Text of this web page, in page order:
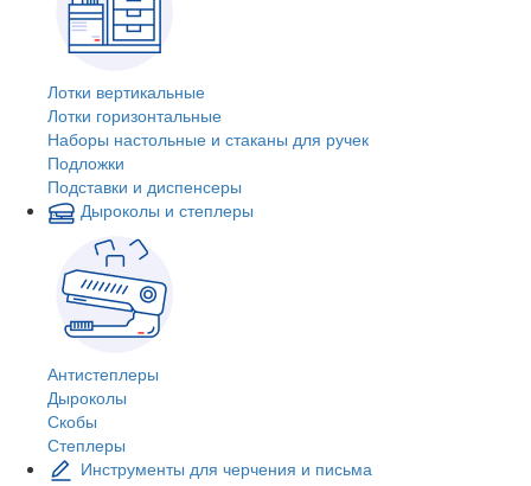
Лотки вертикальные
Лотки горизонтальные
Наборы настольные и стаканы для ручек
Подложки
Подставки и диспенсеры
Дыроколы и степлеры
Антистеплеры
Дыроколы
Скобы
Степлеры
Инструменты для черчения и письма